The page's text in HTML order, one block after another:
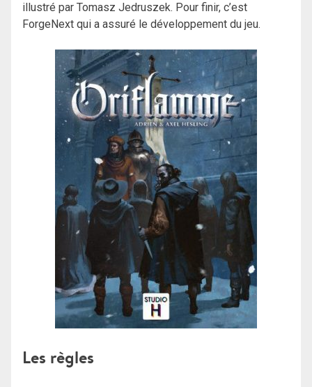
illustré par Tomasz Jedruszek. Pour finir, c’est
ForgeNext qui a assuré le développement du jeu.
Les règles